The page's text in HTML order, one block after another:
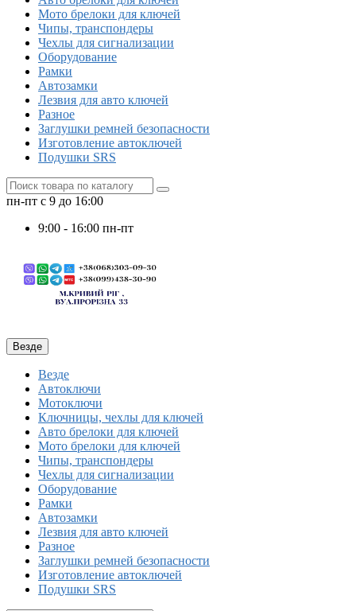
Мото брелоки для ключей
Чипы, транспондеры
Чехлы для сигнализации
Оборудование
Рамки
Автозамки
Лезвия для авто ключей
Разное
Заглушки ремней безопасности
Изготовление автоключей
Подушки SRS
пн-пт с 9 до 16:00
9:00 - 16:00 пн-пт
Везде
Везде
Автоключи
Мотоключи
Ключницы, чехлы для ключей
Авто брелоки для ключей
Мото брелоки для ключей
Чипы, транспондеры
Чехлы для сигнализации
Оборудование
Рамки
Автозамки
Лезвия для авто ключей
Разное
Заглушки ремней безопасности
Изготовление автоключей
Подушки SRS